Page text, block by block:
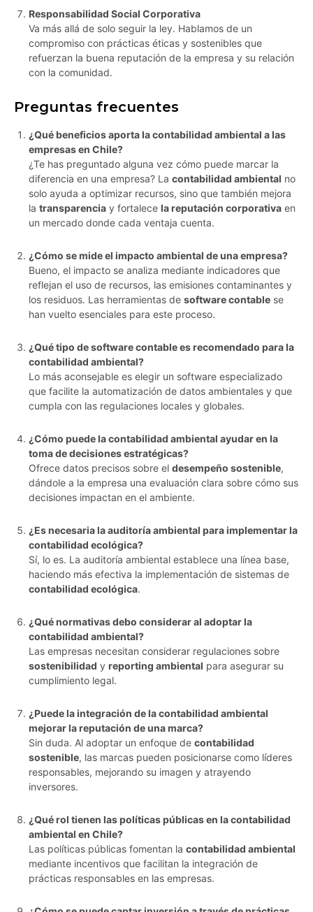
Responsabilidad Social Corporativa
Va más allá de solo seguir la ley. Hablamos de un
compromiso con prácticas éticas y sostenibles que
refuerzan la buena reputación de la empresa y su relación
con la comunidad.
Preguntas frecuentes
¿Qué beneficios aporta la contabilidad ambiental a las
empresas en Chile?
¿Te has preguntado alguna vez cómo puede marcar la
diferencia en una empresa? La contabilidad ambiental no
solo ayuda a optimizar recursos, sino que también mejora
la transparencia y fortalece la reputación corporativa en
un mercado donde cada ventaja cuenta.
¿Cómo se mide el impacto ambiental de una empresa?
Bueno, el impacto se analiza mediante indicadores que
reflejan el uso de recursos, las emisiones contaminantes y
los residuos. Las herramientas de software contable se
han vuelto esenciales para este proceso.
¿Qué tipo de software contable es recomendado para la
contabilidad ambiental?
Lo más aconsejable es elegir un software especializado
que facilite la automatización de datos ambientales y que
cumpla con las regulaciones locales y globales.
¿Cómo puede la contabilidad ambiental ayudar en la
toma de decisiones estratégicas?
Ofrece datos precisos sobre el desempeño sostenible,
dándole a la empresa una evaluación clara sobre cómo sus
decisiones impactan en el ambiente.
¿Es necesaria la auditoría ambiental para implementar la
contabilidad ecológica?
Sí, lo es. La auditoría ambiental establece una línea base,
haciendo más efectiva la implementación de sistemas de
contabilidad ecológica.
¿Qué normativas debo considerar al adoptar la
contabilidad ambiental?
Las empresas necesitan considerar regulaciones sobre
sostenibilidad y reporting ambiental para asegurar su
cumplimiento legal.
¿Puede la integración de la contabilidad ambiental
mejorar la reputación de una marca?
Sin duda. Al adoptar un enfoque de contabilidad
sostenible, las marcas pueden posicionarse como líderes
responsables, mejorando su imagen y atrayendo
inversores.
¿Qué rol tienen las políticas públicas en la contabilidad
ambiental en Chile?
Las políticas públicas fomentan la contabilidad ambiental
mediante incentivos que facilitan la integración de
prácticas responsables en las empresas.